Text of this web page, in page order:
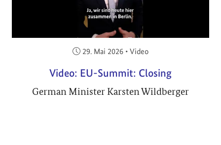
Veröffentlicht am:
29. Mai 2026 • Video
Video: EU-Summit: Closing
German Minister Karsten Wildberger